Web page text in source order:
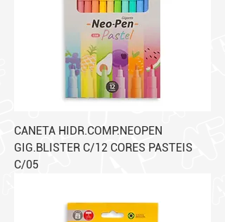
CANETA HIDR.COMP.NEOPEN
GIG.BLISTER C/12 CORES PASTEIS
C/05